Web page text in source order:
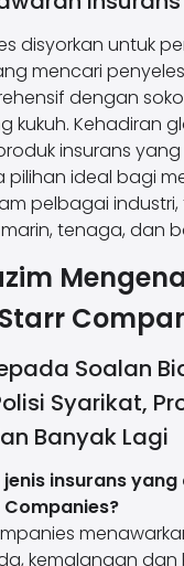
disyorkan untuk
mencari
dengan
kukuh. Kehadiran
insurans yang
pilihan ideal bagi
pelbagai industri,
tenaga, dan
Soalan
Syarikat,
Banyak Lagi
jenis insurans
kemalangan dan